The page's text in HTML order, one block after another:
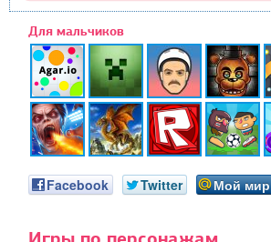
Для мальчиков
Facebook Twitter Мой мир